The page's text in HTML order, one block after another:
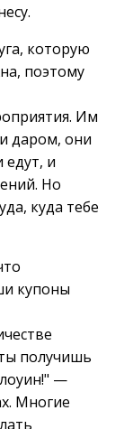
которую
поэтому
Им
даром, они
едут, и
Но
куда тебе
купоны
получишь
—
Многие